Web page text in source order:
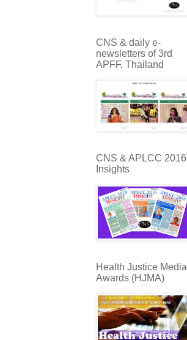
CNS & daily e-
newsletters of 3rd
APFF, Thailand
CNS & APLCC 2016
Insights
Health Justice Media
Awards (HJMA)